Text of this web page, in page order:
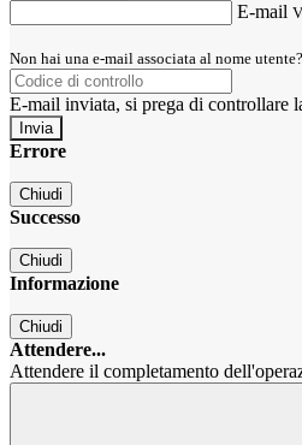
E-mail
Non hai una e-mail associata al nome
E-mail inviata, si prega di controllare
Errore
Chiudi
Successo
Chiudi
Informazione
Chiudi
Attendere...
Attendere il completamento